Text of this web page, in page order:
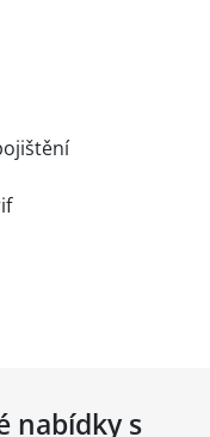
nabídky s